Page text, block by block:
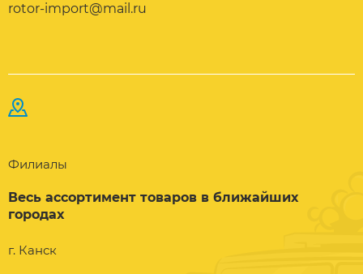
rotor-import@mail.ru
Филиалы
Весь ассортимент товаров в ближайших
городах
г. Канск